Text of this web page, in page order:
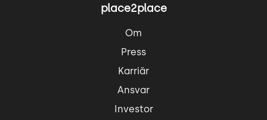
place2place
Om
Press
Karriär
Ansvar
Investor